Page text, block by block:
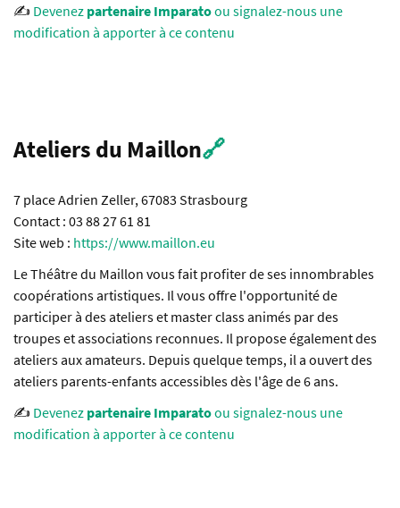
✍️ Devenez partenaire Imparatoou signalez-nous une
modification à apporter à ce contenu
Ateliers du Maillon🔗
7 place Adrien Zeller, 67083 Strasbourg
Contact : 03 88 27 61 81
Site web : https://www.maillon.eu
Le Théâtre du Maillon vous fait profiter de ses innombrables
coopérations artistiques. Il vous offre l'opportunité de
participer à des ateliers et master class animés par des
troupes et associations reconnues. Il propose également des
ateliers aux amateurs. Depuis quelque temps, il a ouvert des
ateliers parents-enfants accessibles dès l'âge de 6 ans.
✍️ Devenez partenaire Imparatoou signalez-nous une
modification à apporter à ce contenu